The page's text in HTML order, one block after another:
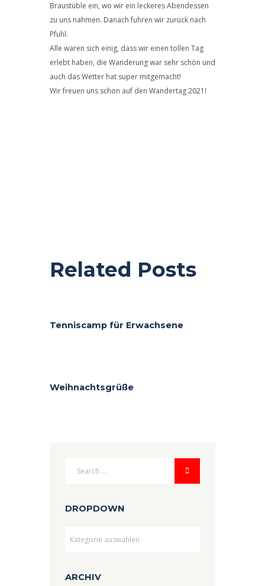
Braustüble ein, wo wir ein leckeres Abendessen
zu uns nahmen. Danach fuhren wir zurück nach
Pfuhl.
Alle waren sich einig, dass wir einen tollen Tag
erlebt haben, die Wanderung war sehr schön und
auch das Wetter hat super mitgemacht!
Wir freuen uns schon auf den Wandertag 2021!
Related Posts
Tenniscamp für Erwachsene
Weihnachtsgrüße
DROPDOWN
ARCHIV